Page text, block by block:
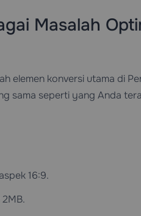
Masalah
elemen konversi utama di
sama seperti yang Anda
16:9.